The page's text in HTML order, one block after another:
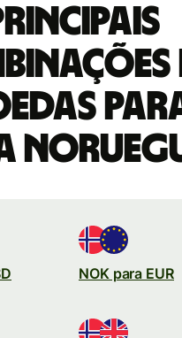
NOK para EUR